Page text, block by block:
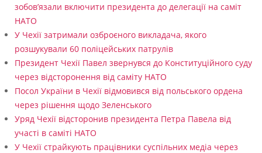
зобов’язали включити президента до делегації на саміт
НАТО
У Чехії затримали озброєного викладача, якого
розшукували 60 поліцейських патрулів
Президент Чехії Павел звернувся до Конституційного суду
через відсторонення від саміту НАТО
Посол України в Чехії відмовився від польського ордена
через рішення щодо Зеленського
Уряд Чехії відсторонив президента Петра Павела від
участі в саміті НАТО
У Чехії страйкують працівники суспільних медіа через